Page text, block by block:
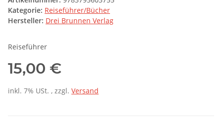
Kategorie: Reiseführer/Bücher
Hersteller: Drei Brunnen Verlag
Reiseführer
15,00 €
inkl. 7% USt. , zzgl. Versand